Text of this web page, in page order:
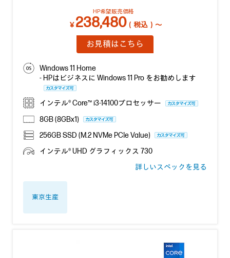
HP希望販売価格
￥238,480（税込）～
お見積はこちら
Windows 11 Home
- HPはビジネスに Windows 11 Pro をお勧めします
インテル® Core™ i3-14100プロセッサー
8GB (8GBx1)
256GB SSD (M.2 NVMe PCIe Value)
インテル® UHD グラフィックス 730
詳しいスペックを見る
東京生産